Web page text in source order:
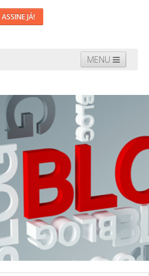
ASSINE JÁ!
MENU